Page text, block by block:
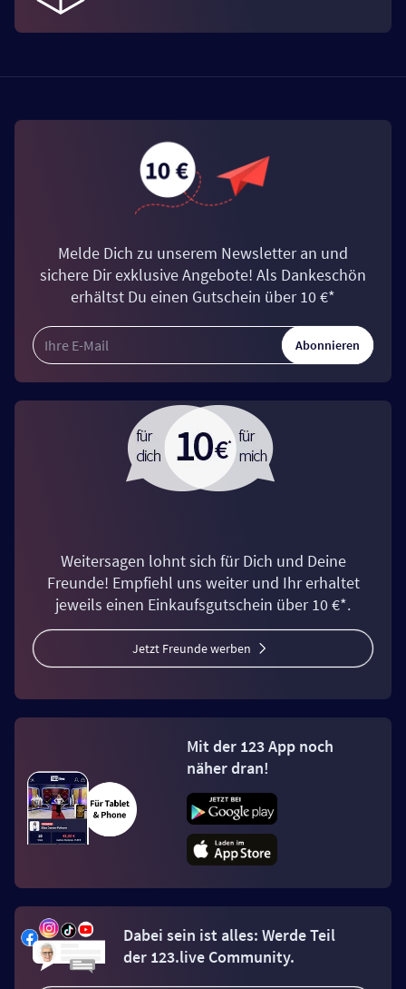
Melde Dich zu unserem Newsletter an und
sichere Dir exklusive Angebote! Als Dankeschön
erhältst Du einen Gutschein über 10 €*
Abonnieren
Weitersagen lohnt sich für Dich und Deine
Freunde! Empfiehl uns weiter und Ihr erhaltet
jeweils einen Einkaufsgutschein über 10 €*.
Jetzt Freunde werben
Mit der 123 App noch
näher dran!
Dabei sein ist alles: Werde Teil
der 123.live Community.